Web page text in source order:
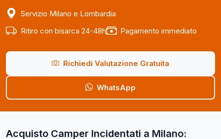
Servizio Milano e Lombardia
Ritiro con bisarca 24-48h
Pagamento immediato
Richiedi Valutazione Gratuita
WhatsApp
Acquisto Camper Incidentati a Milano: